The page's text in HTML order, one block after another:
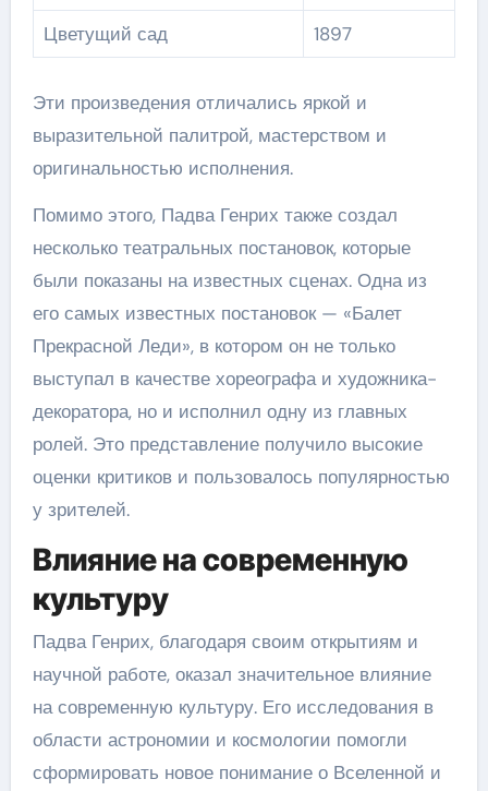
Цветущий сад
1897
Эти произведения отличались яркой и
выразительной палитрой, мастерством и
оригинальностью исполнения.
Помимо этого, Падва Генрих также создал
несколько театральных постановок, которые
были показаны на известных сценах. Одна из
его самых известных постановок — «Балет
Прекрасной Леди», в котором он не только
выступал в качестве хореографа и художника-
декоратора, но и исполнил одну из главных
ролей. Это представление получило высокие
оценки критиков и пользовалось популярностью
у зрителей.
Влияние на современную
культуру
Падва Генрих, благодаря своим открытиям и
научной работе, оказал значительное влияние
на современную культуру. Его исследования в
области астрономии и космологии помогли
сформировать новое понимание о Вселенной и